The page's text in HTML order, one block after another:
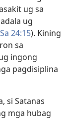
ug sa
ug
24:15). Kining
sa
ingong
pagdisiplina
si Satanas
mga hubag